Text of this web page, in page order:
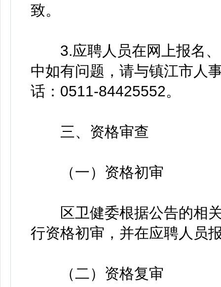
致。
3.应聘人员在网上报名、
中如有问题，请与镇江市人
话：0511-84425552。
三、资格审查
（一）资格初审
区卫健委根据公告的相关
行资格初审，并在应聘人员
（二）资格复审